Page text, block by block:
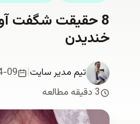
8 حقیقت شگفت
خندیدن
تیم مدیر سایت|
09
3 دقیقه مطالعه